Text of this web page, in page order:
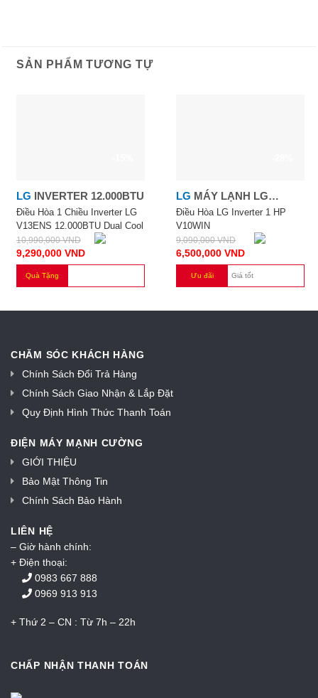
SẢN PHẨM TƯƠNG TỰ
LG INVERTER 12.000BTU
Điều Hòa 1 Chiều Inverter LG
V13ENS 12.000BTU Dual Cool
10,990,000VND
9,290,000 VND
Quà Tặng
LG MÁY LẠNH LG
INVERTER 1 HP V10WIN
Điều Hòa LG Inverter 1 HP
V10WIN
9,090,000VND
6,500,000 VND
Ưu đãi Giá tốt
CHĂM SÓC KHÁCH HÀNG
Chính Sách Đổi Trả Hàng
Chính Sách Giao Nhận & Lắp Đặt
Quy Định Hình Thức Thanh Toán
ĐIỆN MÁY MẠNH CƯỜNG
GIỚI THIỆU
Bảo Mật Thông Tin
Chính Sách Bảo Hành
LIÊN HỆ
– Giờ hành chính:
+ Điện thoại:
0983 667 888
0969 913 913
+ Thứ 2 – CN : Từ 7h – 22h
CHẤP NHẬN THANH TOÁN